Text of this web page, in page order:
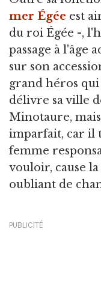
mer Égée est
du roi Égée -,
passage à l'âge
sur son
grand héros qui
délivre sa ville
Minotaure,
imparfait, car il
femme
vouloir, cause
oubliant de
PUBLICITÉ